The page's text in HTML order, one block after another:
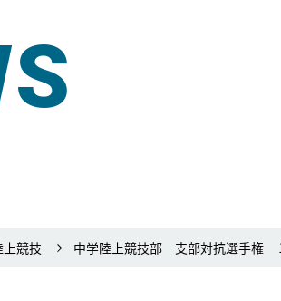
上競技 中学陸上競技部 支部対抗選手権